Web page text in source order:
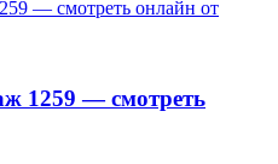
1259 — смотреть